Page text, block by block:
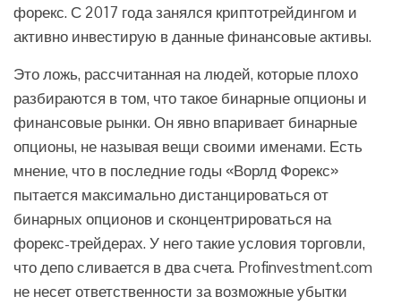
форекс. С 2017 года занялся криптотрейдингом и
активно инвестирую в данные финансовые активы.
Это ложь, рассчитанная на людей, которые плохо
разбираются в том, что такое бинарные опционы и
финансовые рынки. Он явно впаривает бинарные
опционы, не называя вещи своими именами. Есть
мнение, что в последние годы «Ворлд Форекс»
пытается максимально дистанцироваться от
бинарных опционов и сконцентрироваться на
форекс-трейдерах. У него такие условия торговли,
что депо сливается в два счета. Profinvestment.com
не несет ответственности за возможные убытки